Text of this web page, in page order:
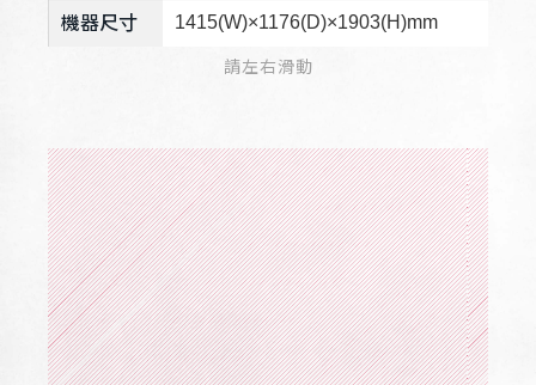
機器尺寸 1415(W)×1176(D)×1903(H)mm
請左右滑動